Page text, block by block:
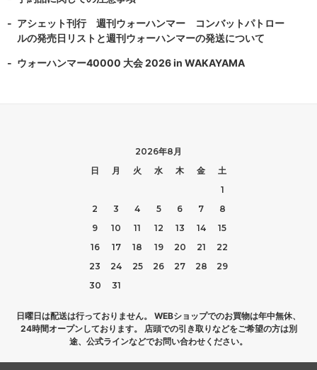
アシェット刊行 週刊ウォーハンマー コンバットパトロー
ルの発売日リストと週刊ウォーハンマーの発送について
ウォーハンマー40000 大会 2026 in WAKAYAMA
2026年8月
日
月 火 水 木 金
土
1
2
3 4 5 6 7
8
9
10 11 12 13 14
15
16
17 18 19 20 21
22
23
24 25 26 27 28
29
30
31
日曜日は配送は行っておりません。 WEBショップでのお買物は年中無休、
24時間オープンしております。 店頭での引き取りなどをご希望の方は別
途、公式ラインなどでお問い合わせください。